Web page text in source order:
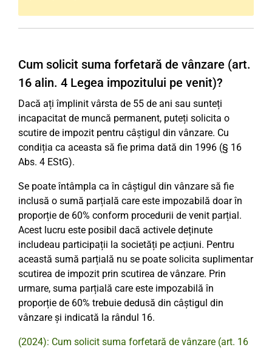
Cum solicit suma forfetară de vânzare (art.
16 alin. 4 Legea impozitului pe venit)?
Dacă ați împlinit vârsta de 55 de ani sau sunteți
incapacitat de muncă permanent, puteți solicita o
scutire de impozit pentru câștigul din vânzare. Cu
condiția ca aceasta să fie prima dată din 1996 (§ 16
Abs. 4 EStG).
Se poate întâmpla ca în câștigul din vânzare să fie
inclusă o sumă parțială care este impozabilă doar în
proporție de 60% conform procedurii de venit parțial.
Acest lucru este posibil dacă activele deținute
includeau participații la societăți pe acțiuni. Pentru
această sumă parțială nu se poate solicita suplimentar
scutirea de impozit prin scutirea de vânzare. Prin
urmare, suma parțială care este impozabilă în
proporție de 60% trebuie dedusă din câștigul din
vânzare și indicată la rândul 16.
(2024): Cum solicit suma forfetară de vânzare (art. 16